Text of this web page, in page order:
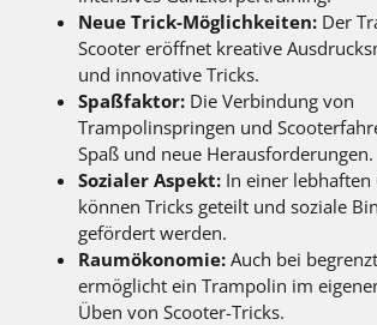
Neue Trick-Möglichkeiten: Der
Scooter eröffnet kreative
und innovative Tricks.
Spaßfaktor: Die Verbindung von
Trampolinspringen und
Spaß und neue Herausforderungen.
Sozialer Aspekt: In einer lebhaften
können Tricks geteilt und soziale
gefördert werden.
Raumökonomie: Auch bei
ermöglicht ein Trampolin im
Üben von Scooter-Tricks.